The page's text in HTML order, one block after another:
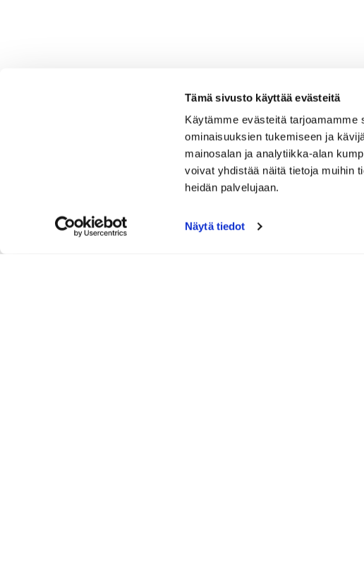
Tämä sivusto käyttää evästeitä
Käytämme evästeitä tarjoamamme
ominaisuuksien tukemiseen ja
mainosalan ja analytiikka-alan
voivat yhdistää näitä tietoja muihin
heidän palvelujaan.
Näytä tiedot